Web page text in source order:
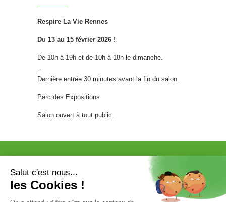
la promesse d’une nouvelle génération de
qui font grincer des dents les nutritionnistes.
transforme… [...]
l’environnement. Aujourd’hui, nous
mettons en lumière les meubles Stooly, une
marque française audacieuse qui révolutionne
notre rapport au mobilier avec une promesse
Respire La Vie Rennes
Du 13 au 15 février 2026 !
De 10h à 19h et de 10h à 18h le dimanche.
–
Dernière entrée 30 minutes avant la fin du salon.
Parc des Expositions
Salon ouvert à tout public.